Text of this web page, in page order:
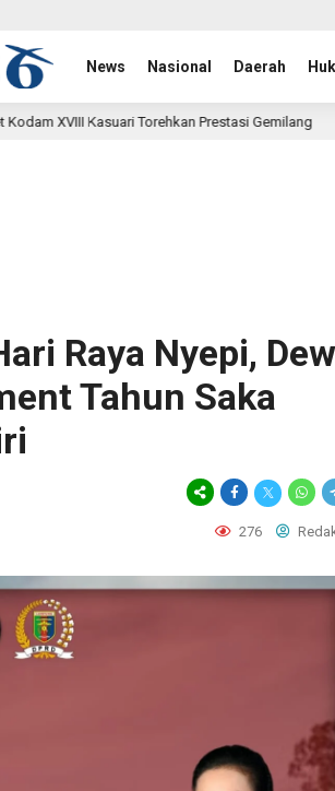
News Nasional Daerah
Prestasi Gemilang 9 jam lalu Rehab
Raya Nyepi,
Tahun Saka
276